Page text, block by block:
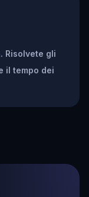
Risolvete gli
il tempo dei